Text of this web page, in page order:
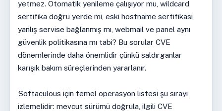
yetmez. Otomatik yenileme çalışıyor mu, wildcard
sertifika doğru yerde mi, eski hostname sertifikası
yanlış servise bağlanmış mı, webmail ve panel aynı
güvenlik politikasına mı tabi? Bu sorular CVE
dönemlerinde daha önemlidir çünkü saldırganlar
karışık bakım süreçlerinden yararlanır.
Softaculous için temel operasyon listesi şu sırayı
izlemelidir: mevcut sürümü doğrula, ilgili CVE